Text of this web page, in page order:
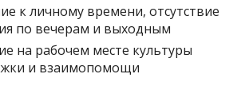
к личному времени, отсутствие
по вечерам и выходным
на рабочем месте культуры
и взаимопомощи